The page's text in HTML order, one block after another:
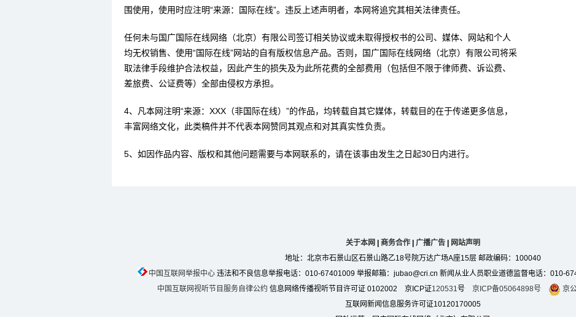
围使用，使用时应注明“来源：国际在线”。违反上述声明者，本网将追究其相关法律责任。
任何未与国广国际在线网络（北京）有限公司签订相关协议或未取得授权书的公司、媒体、网站和个人
均无权销售、使用“国际在线”网站的自有版权信息产品。否则，国广国际在线网络（北京）有限公司将采
取法律手段维护合法权益，因此产生的损失及为此所花费的全部费用（包括但不限于律师费、诉讼费、
差旅费、公证费等）全部由侵权方承担。
4、凡本网注明“来源：XXX（非国际在线）”的作品，均转载自其它媒体，转载目的在于传递更多信息，
丰富网络文化，此类稿件并不代表本网赞同其观点和对其真实性负责。
5、如因作品内容、版权和其他问题需要与本网联系的，请在该事由发生之日起30日内进行。
关于本网 商务合作| 广播广告|
网站声明
地址：北京市石景山区石景山路乙18号院万达广场A座15层 邮政编码：100040
中国互联网举报中心违法和不良信息举报电话：010-67401009 举报邮箱：jubao@cri.cn 新闻从业人员职业道德监督电话：010-
中国互联网视听节目服务自律公约 信息网络传播视听节目许可证 0102002 京ICP证120531号 京ICP备05064898号
京
互联网新闻信息服务许可证10120170005